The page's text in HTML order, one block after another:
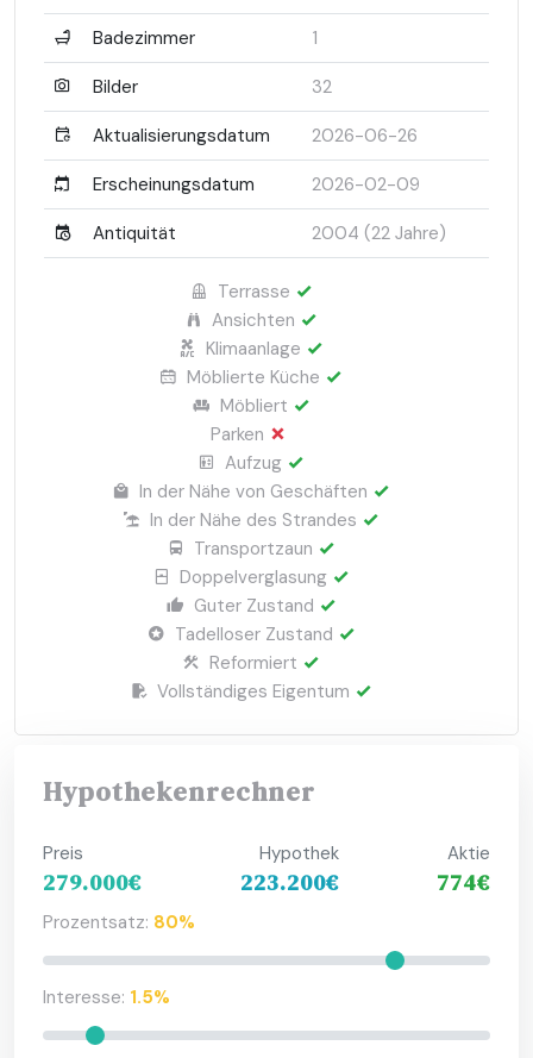
Badezimmer 1
Bilder 32
Aktualisierungsdatum 2026-06-26
Erscheinungsdatum 2026-02-09
Antiquität 2004 (22 Jahre)
Terrasse
Ansichten
Klimaanlage
Möblierte Küche
Möbliert
Parken
Aufzug
In der Nähe von Geschäften
In der Nähe des Strandes
Transportzaun
Doppelverglasung
Guter Zustand
Tadelloser Zustand
Reformiert
Vollständiges Eigentum
Hypothekenrechner
Preis
279.000€
Hypothek
223.200€
Aktie
774€
Prozentsatz: 80%
Interesse: 1.5%